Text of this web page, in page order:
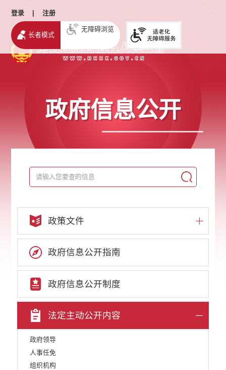
登录 | 注册
长者模式
无障碍浏览
政府信息公开
政策文件
政府信息公开指南
政府信息公开制度
法定主动公开内容
政府领导
人事任免
组织机构